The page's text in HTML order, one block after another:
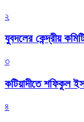
২
যুবদলের কেন্দ্রীয়
৩
কটিয়াদীতে শফিকুল
৪